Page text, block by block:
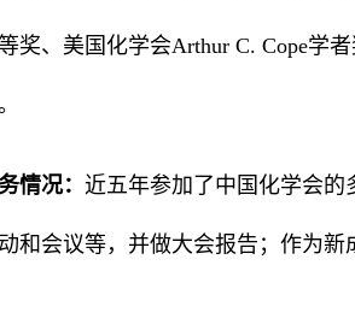
奖、美国化学会Arthur C. Cope学
情况： 近五年参加了中国化学会
和会议等，并做大会报告；作为